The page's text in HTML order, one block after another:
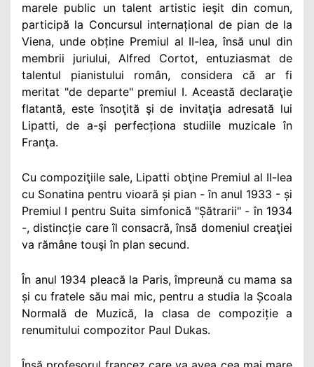
marele public un talent artistic ieşit din comun,
participă la Concursul internațional de pian de la
Viena, unde obține Premiul al II-lea, însă unul din
membrii juriului, Alfred Cortot, entuziasmat de
talentul pianistului român, considera că ar fi
meritat "de departe" premiul I. Această declaraţie
flatantă, este însoţită şi de invitaţia adresată lui
Lipatti, de a-şi perfecționa studiile muzicale în
Franţa.
Cu compoziţiile sale, Lipatti obţine Premiul al II-lea
cu Sonatina pentru vioară și pian - în anul 1933 - și
Premiul I pentru Suita simfonică "Șătrarii" - în 1934
-, distincție care îl consacră, însă domeniul creaţiei
va rămâne touşi în plan secund.
În anul 1934 pleacă la Paris, împreună cu mama sa
și cu fratele său mai mic, pentru a studia la Școala
Normală de Muzică, la clasa de compoziție a
renumitului compozitor Paul Dukas.